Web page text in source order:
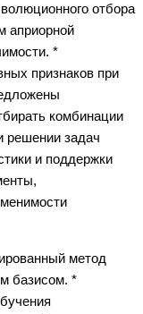
отбора
априорной
*
признаков при
комбинации
решении задач
и поддержки
метод
базисом. *